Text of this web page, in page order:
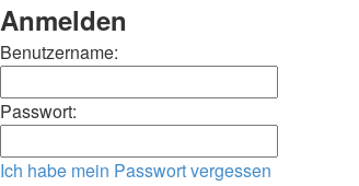
Anmelden
Benutzername:
Passwort:
Ich habe mein Passwort vergessen